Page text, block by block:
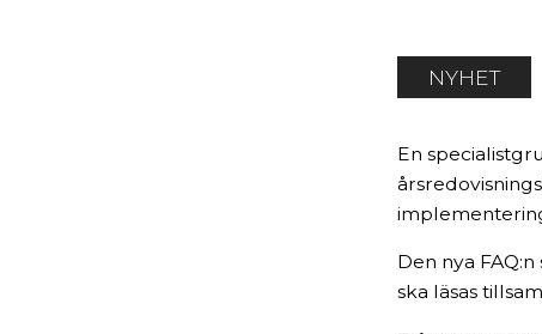
NYHET
En
Den nya
ska läsas